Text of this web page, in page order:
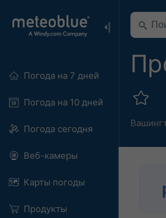
Погода на 7 дней
Погода на 10 дней
Погода сегодня
Веб-камеры
Карты погоды
Продукты